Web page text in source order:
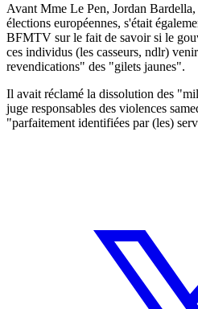
Avant Mme Le Pen, Jordan
élections européennes, s'était
BFMTV sur le fait de savoir si le
ces individus (les casseurs, ndlr)
revendications" des "gilets jaunes".
Il avait réclamé la dissolution des
juge responsables des violences
"parfaitement identifiées par (les)